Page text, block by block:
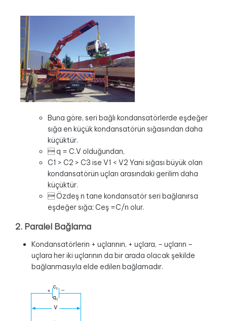
Buna göre, seri bağlı kondansatörlerde eşdeğer
sığa en küçük kondansatörün sığasından daha
küçüktür.
 q = C.V olduğundan,
C1 > C2 > C3 ise V1 < V2 Yani sığası büyük olan
kondansatörün uçları arasındaki gerilim daha
küçüktür.
 Özdeş n tane kondansatör seri bağlanırsa
eşdeğer sığa; Ceş =C/n olur.
2. Paralel Bağlama
Kondansatörlerin + uçlarının, + uçlara, – uçların –
uçlara her iki uçlarının da bir arada olacak şekilde
bağlanmasıyla elde edilen bağlamadır.